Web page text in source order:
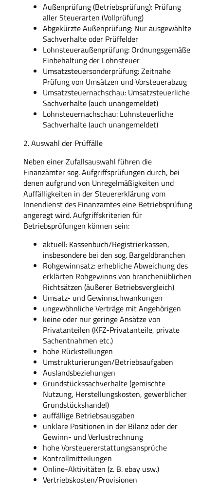
Außenprüfung (Betriebsprüfung): Prüfung
aller Steuerarten (Vollprüfung)
Abgekürzte Außenprüfung: Nur ausgewählte
Sachverhalte oder Prüffelder
Lohnsteueraußenprüfung: Ordnungsgemäße
Einbehaltung der Lohnsteuer
Umsatzsteuersonderprüfung: Zeitnahe
Prüfung von Umsätzen und Vorsteuerabzug
Umsatzsteuernachschau: Umsatzsteuerliche
Sachverhalte (auch unangemeldet)
Lohnsteuernachschau: Lohnsteuerliche
Sachverhalte (auch unangemeldet)
2. Auswahl der Prüffälle
Neben einer Zufallsauswahl führen die
Finanzämter sog. Aufgriffsprüfungen durch, bei
denen aufgrund von Unregelmäßigkeiten und
Auffälligkeiten in der Steuererklärung vom
Innendienst des Finanzamtes eine Betriebsprüfung
angeregt wird. Aufgriffskriterien für
Betriebsprüfungen können sein:
aktuell: Kassenbuch/Registrierkassen,
insbesondere bei den sog. Bargeldbranchen
Rohgewinnsatz: erhebliche Abweichung des
erklärten Rohgewinns von branchenüblichen
Richtsätzen (äußerer Betriebsvergleich)
Umsatz- und Gewinnschwankungen
ungewöhnliche Verträge mit Angehörigen
keine oder nur geringe Ansätze von
Privatanteilen (KFZ-Privatanteile, private
Sachentnahmen etc.)
hohe Rückstellungen
Umstrukturierungen/Betriebsaufgaben
Auslandsbeziehungen
Grundstückssachverhalte (gemischte
Nutzung, Herstellungskosten, gewerblicher
Grundstückshandel)
auffällige Betriebsausgaben
unklare Positionen in der Bilanz oder der
Gewinn- und Verlustrechnung
hohe Vorsteuererstattungsansprüche
Kontrollmitteilungen
Online-Aktivitäten (z. B. ebay usw.)
Vertriebskosten/Provisionen